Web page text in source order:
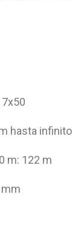
hasta infinito
m: 122 m
mm